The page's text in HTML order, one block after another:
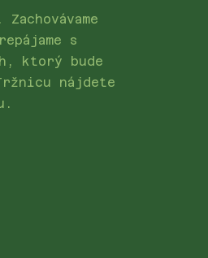
s
ktorý bude
nájdete